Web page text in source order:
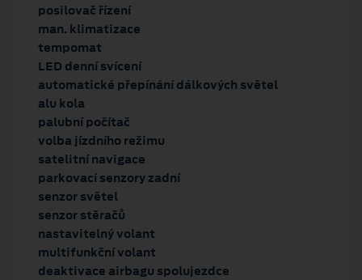
posilovač řízení
man. klimatizace
tempomat
LED denní svícení
automatické přepínání dálkových světel
alu kola
palubní počítač
volba jízdního režimu
satelitní navigace
parkovací senzory zadní
senzor světel
senzor stěračů
nastavitelný volant
multifunkční volant
deaktivace airbagu spolujezdce